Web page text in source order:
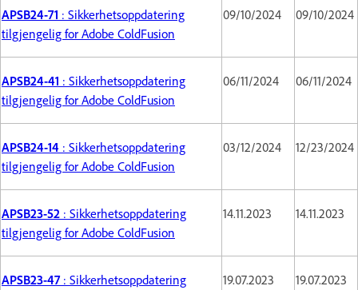
APSB24-71 : Sikkerhetsoppdatering
tilgjengelig for Adobe ColdFusion
09/10/2024 09/10/2024
APSB24-41 : Sikkerhetsoppdatering
tilgjengelig for Adobe ColdFusion
06/11/2024 06/11/2024
APSB24-14 : Sikkerhetsoppdatering
tilgjengelig for Adobe ColdFusion
03/12/2024 12/23/2024
APSB23-52 : Sikkerhetsoppdatering
tilgjengelig for Adobe ColdFusion
14.11.2023 14.11.2023
APSB23-47 : Sikkerhetsoppdatering
19.07.2023 19.07.2023